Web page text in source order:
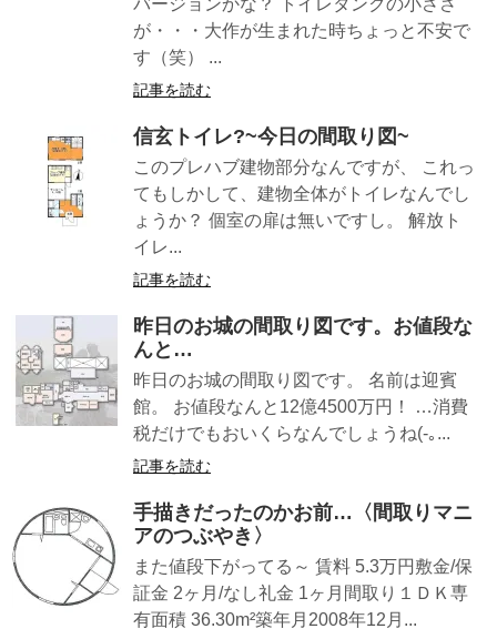
バージョンかな？ トイレタンクの小ささ
が・・・大作が生まれた時ちょっと不安で
す（笑） ...
記事を読む
信玄トイレ?~今日の間取り図~
このプレハブ建物部分なんですが、 これっ
てもしかして、建物全体がトイレなんでし
ょうか？ 個室の扉は無いですし。 解放ト
イレ...
記事を読む
昨日のお城の間取り図です。お値段な
んと…
昨日のお城の間取り図です。 名前は迎賓
館。 お値段なんと12億4500万円！ …消費
税だけでもおいくらなんでしょうね(-｡...
記事を読む
手描きだったのかお前…〈間取りマニ
アのつぶやき〉
また値段下がってる～ 賃料 5.3万円敷金/保
証金 2ヶ月/なし礼金 1ヶ月間取り１ＤＫ専
有面積 36.30m²築年月2008年12月...